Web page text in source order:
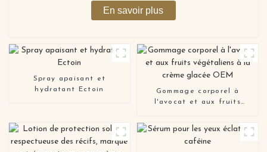
En savoir plus
Spray apaisant et
hydratant Ectoin
Gommage corporel à
l'avocat et aux fruits
glacée OEM